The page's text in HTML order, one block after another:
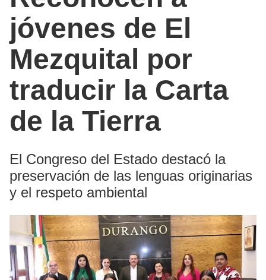
jóvenes de El
Mezquital por
traducir la Carta
de la Tierra
El Congreso del Estado destacó la
preservación de las lenguas originarias
y el respeto ambiental